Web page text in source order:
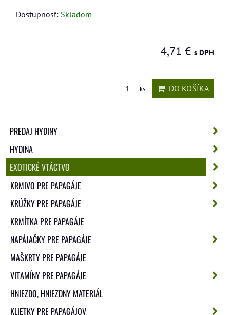
Dostupnosť: Skladom
4,71 € s DPH
ks DO KOŠÍKA
PREDAJ HYDINY
HYDINA
EXOTICKÉ VTÁCTVO
KRMIVO PRE PAPAGÁJE
KRÚŽKY PRE PAPAGÁJE
KRMÍTKA PRE PAPAGÁJE
NAPÁJAČKY PRE PAPAGÁJE
MAŠKRTY PRE PAPAGÁJE
VITAMÍNY PRE PAPAGÁJE
HNIEZDO, HNIEZDNY MATERIÁL
KLIETKY PRE PAPAGÁJOV